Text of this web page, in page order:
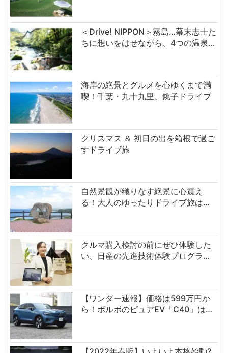
＜Drive! NIPPON＞霧島…幕末志士た
ちに想いをはせながら、4つの温泉…
海岸の絶景とグルメを心ゆくまで満
喫！千葉・九十九里、銚子ドライブ
クリスマス ＆ 初日の出を箱根で過ご
すドライブ旅
自然景観が織りなす絶景に心震え
る！大人のゆったりドライブ旅は…
クルマ購入検討の前にぜひ体験した
い、日産の先進技術体験プログラ…
【ワンダー速報】価格は599万円か
ら！ボルボのピュアEV「C40」は…